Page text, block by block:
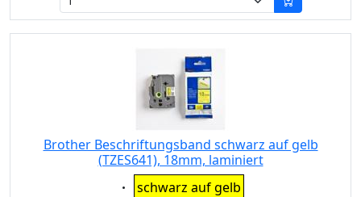
Brother Beschriftungsband schwarz auf gelb
(TZES641), 18mm, laminiert
Eigenschaft:
schwarz auf gelb